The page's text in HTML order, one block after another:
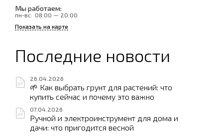
Мы работаем:
пн-вс: 08:00 — 20:00
Показать на карте
Последние новости
26.04.2026
🌱 Как выбрать грунт для растений: что
купить сейчас и почему это важно
07.04.2026
Ручной и электроинструмент для дома и
дачи: что пригодится весной